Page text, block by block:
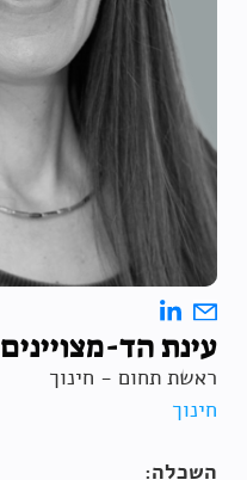
עינת הד-מצויינים
ראשת תחום - חינוך
חינוך
השכלה: